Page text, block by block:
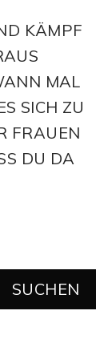
KÄMPF
MAL
SICH ZU
FRAUEN
DU DA